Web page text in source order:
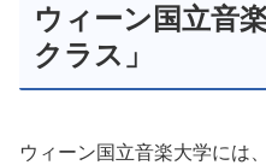
ウィーン国立音
クラス」
ウィーン国立音楽大学には